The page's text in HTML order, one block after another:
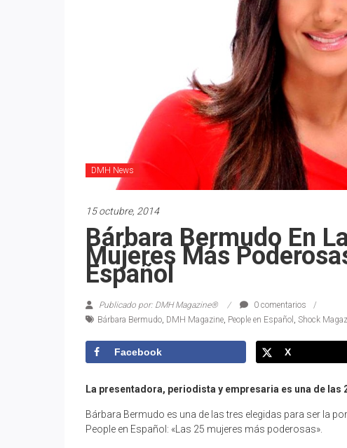
DMH News
15 octubre, 2014
Bárbara Bermudo En
Mujeres Más
Español
Publicado por: DMH Magazine®
0 comentarios
Bárbara Bermudo, DMH Magazine, People en Español , Shock
Facebook X
La presentadora, periodista y empresaria es una de las
Bárbara Bermudo es una de las tres elegidas para ser la
People en Español: «Las 25 mujeres más poderosas».